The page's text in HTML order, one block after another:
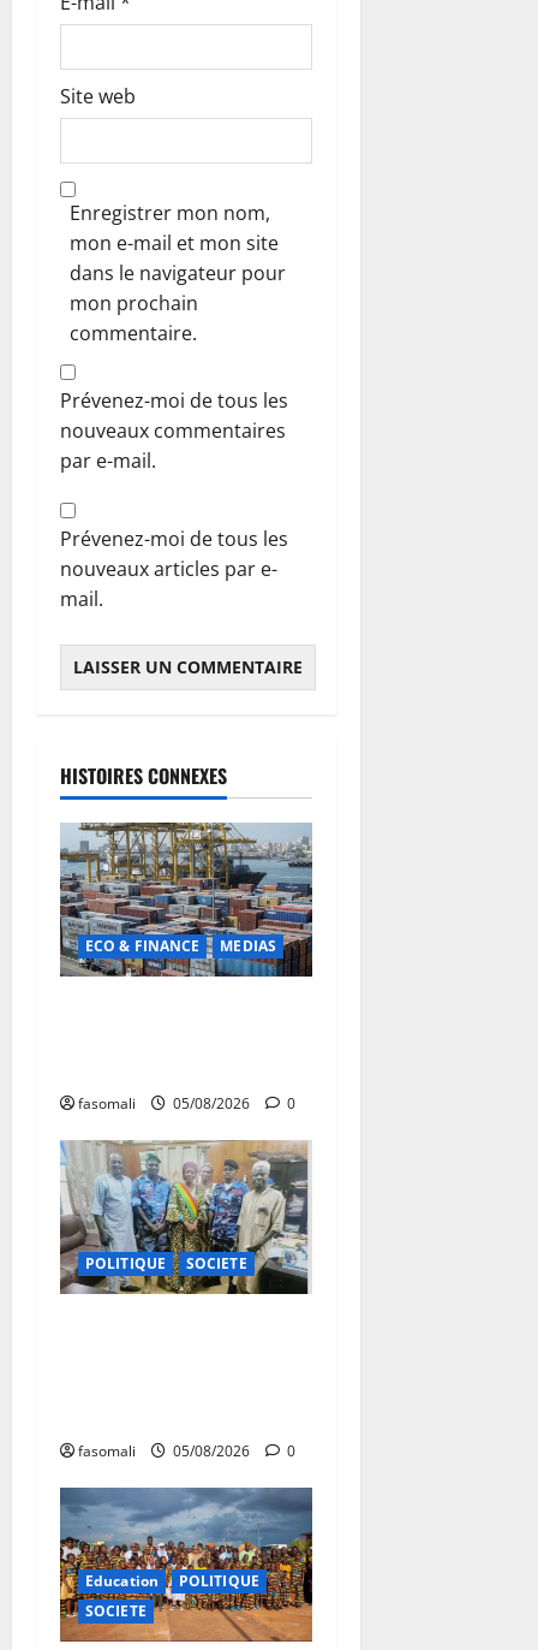
e
Site web
Enregistrer mon nom,
mon e-mail et mon site
dans le navigateur pour
mon prochain
commentaire.
Prévenez-moi de tous les
nouveaux commentaires
par e-mail.
Prévenez-moi de tous les
nouveaux articles par e-
mail.
HISTOIRES CONNEXES
ECO & FINANCE MEDIAS
fasomali 05/08/2026 0
POLITIQUE SOCIETE
fasomali 05/08/2026 0
Education
POLITIQUE
SOCIETE